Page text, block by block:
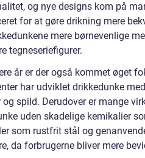
og nye designs kom på
for at gøre drikning mere
mere børnevenlige
tegneseriefigurer.
år er der også kommet øget
har udviklet drikkedunke
spild. Derudover er mange
uden skadelige kemikalier
som rustfrit stål og
da forbrugerne bliver mere